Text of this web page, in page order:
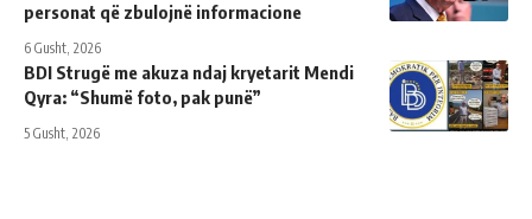
personat që zbulojnë informacione
6 Gusht, 2026
BDI Strugë me akuza ndaj kryetarit Mendi
Qyra: “Shumë foto, pak punë”
5 Gusht, 2026